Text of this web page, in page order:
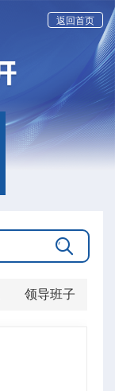
返回首页

领导班子